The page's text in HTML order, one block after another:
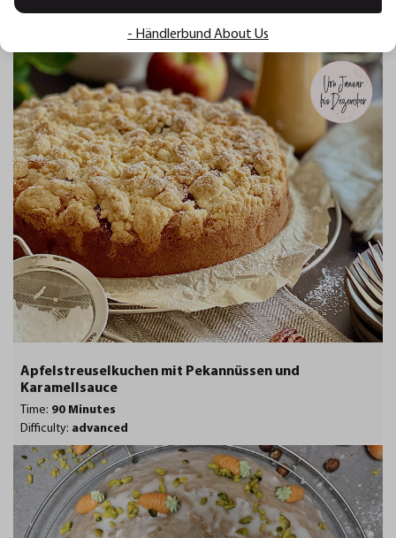
Related recipes
Apfelstreuselkuchen mit Pekannüssen und
Karamellsauce
Time: 90 Minutes
Difficulty: advanced
- Händlerbund About Us